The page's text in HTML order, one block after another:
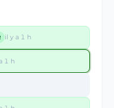
il y a 1 h
1 h